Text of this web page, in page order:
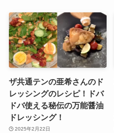
ザ共通テンの亜希さんのド
レッシングのレシピ！ドバ
ドバ使える秘伝の万能醤油
ドレッシング！
2025年2月22日